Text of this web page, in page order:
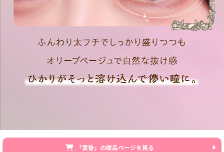
「黄昏」の商品ページを見る